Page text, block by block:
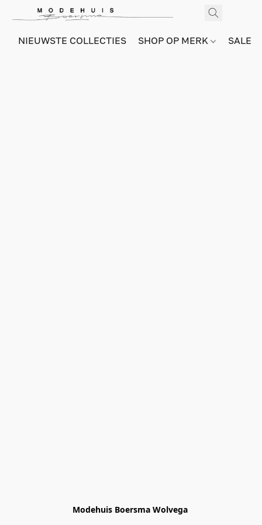
NIEUWSTE COLLECTIES SHOP OP MERK SALE
Modehuis Boersma Wolvega